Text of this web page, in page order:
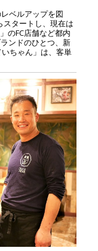
ベルアップを図
スタートし、現在は
のFC店舗など都内
ンドのひとつ、新
ちゃん」は、客単